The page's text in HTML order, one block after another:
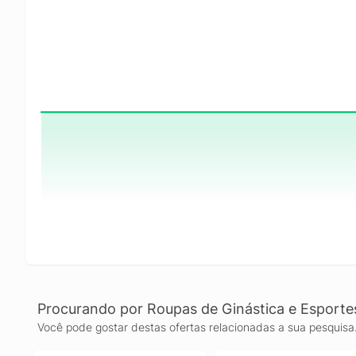
Procurando por Roupas de Ginástica e
Você pode gostar destas ofertas relacionadas a sua